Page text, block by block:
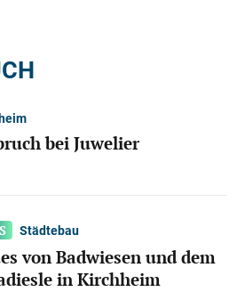
bei Juwelier
Städtebau
von Badwiesen und dem
in Kirchheim